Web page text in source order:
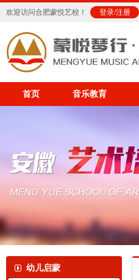
欢迎访问合肥蒙悦艺校！ 登录/注册
首页 音乐教育
幼儿启蒙